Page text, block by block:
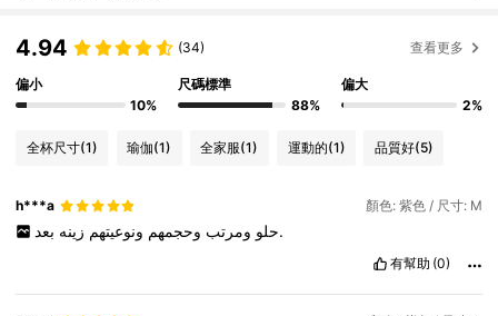
4.94 (34) 查看更多
偏小
10%
尺碼標準
88%
偏大
2%
全杯尺寸(1) 瑜伽(1) 全家服(1) 運動的(1) 品質好(5)
h***a 顏色: 紫色 / 尺寸: M
حلو ومرتب وحجمهم ونوعيتهم زينه بعد.
有幫助 (0)